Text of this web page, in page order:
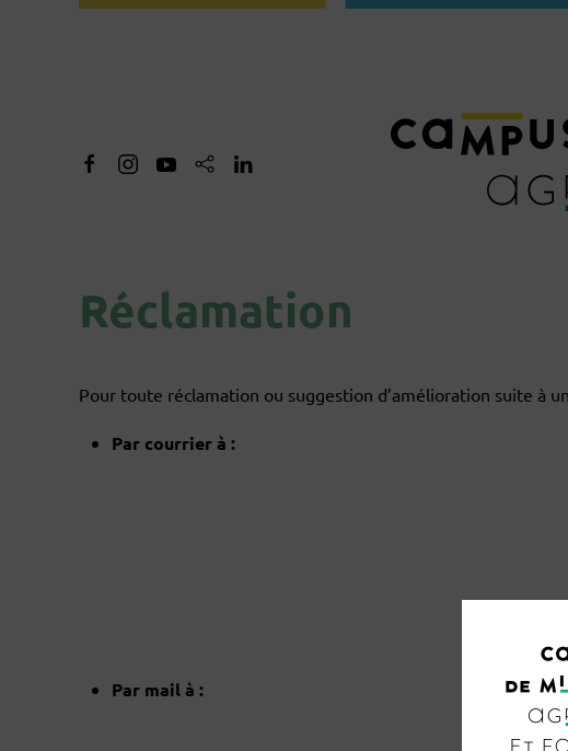
Réclamation
Pour toute réclamation ou suggestion d’amélioration suite à
Par courrier à :
Par mail à :